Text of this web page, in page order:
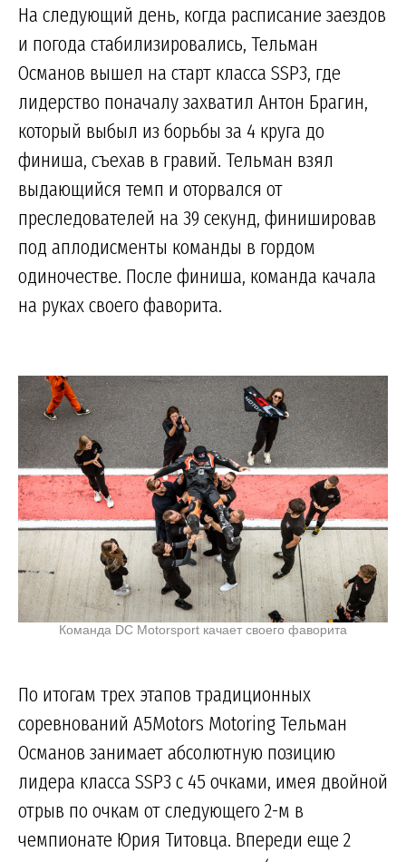
На следующий день, когда расписание заездов
и погода стабилизировались, Тельман
Османов вышел на старт класса SSP3, где
лидерство поначалу захватил Антон Брагин,
который выбыл из борьбы за 4 круга до
финиша, съехав в гравий. Тельман взял
выдающийся темп и оторвался от
преследователей на 39 секунд, финишировав
под аплодисменты команды в гордом
одиночестве. После финиша, команда качала
на руках своего фаворита.
Команда DC Motorsport качает своего фаворита
По итогам трех этапов традиционных
соревнований A5Motors Motoring Тельман
Османов занимает абсолютную позицию
лидера класса SSP3 с 45 очками, имея двойной
отрыв по очкам от следующего 2-м в
чемпионате Юрия Титовца. Впереди еще 2